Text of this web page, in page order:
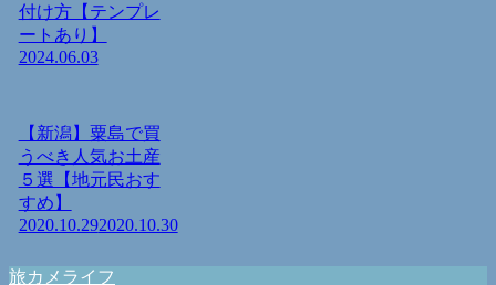
付け方【テンプレ
ートあり】
2024.06.03
【新潟】粟島で買
うべき人気お土産
５選【地元民おす
すめ】
2020.10.292020.10.30
旅カメライフ